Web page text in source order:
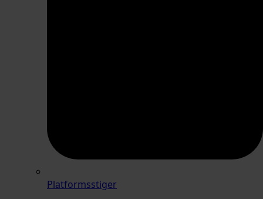
Platformsstiger